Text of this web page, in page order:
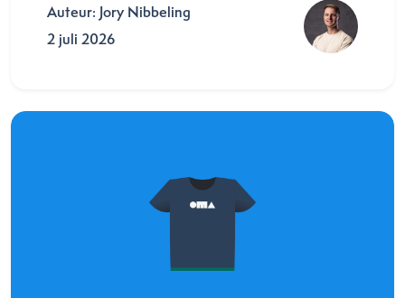
Auteur: Jory Nibbeling
2 juli 2026